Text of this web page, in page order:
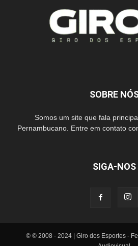
SOBRE
Somos um site que fala
Pernambucano. Entre em contato
SIGA-NOS
© © 2008 - 2024 | Giro dos Esportes -